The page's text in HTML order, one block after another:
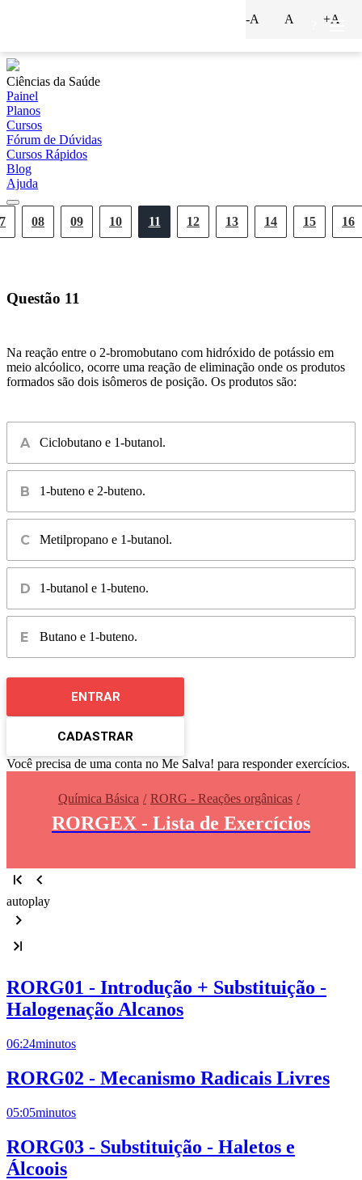
Ciências da Saúde
Painel
Planos
Cursos
Fórum de Dúvidas
Cursos Rápidos
Blog
Ajuda
08 09 10 11 12 13 14 15 16
-A A +A
Questão 11
Na reação entre o 2-bromobutano com hidróxido de potássio em
meio alcóolico, ocorre uma reação de eliminação onde os produtos
formados são dois isômeros de posição. Os produtos são:
Ciclobutano e 1-butanol.
1-buteno e 2-buteno.
Metilpropano e 1-butanol.
1-butanol e 1-buteno.
Butano e 1-buteno.
ENTRAR
CADASTRAR
Você precisa de uma conta no Me Salva! para responder exercícios.
Química Básica RORG - Reações orgânicas
RORGEX - Lista de Exercícios
autoplay
RORG01 - Introdução + Substituição -
Halogenação Alcanos
06:24minutos
RORG02 - Mecanismo Radicais Livres
05:05minutos
RORG03 - Substituição - Haletos e
Álcoois